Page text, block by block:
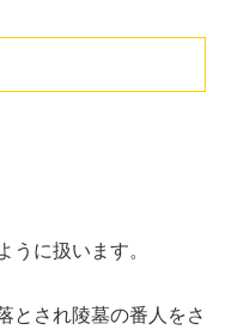
うに扱います。
とされ陵墓の番人をさ